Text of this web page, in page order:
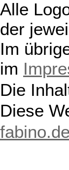
Alle
der
Im
im
Die
Diese
fabino.de